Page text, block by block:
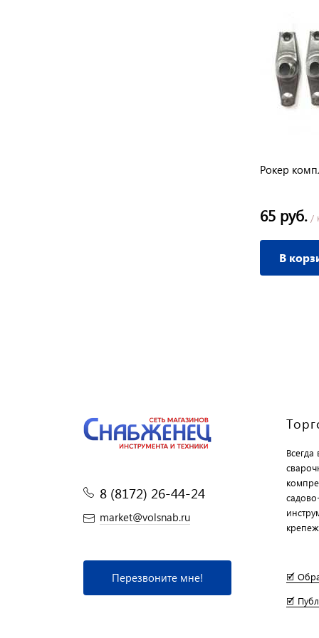
Рокер
65 руб. /
В
8 (8172) 26-44-24
market@volsnab.ru
Перезвоните мне!
🗹
🗹